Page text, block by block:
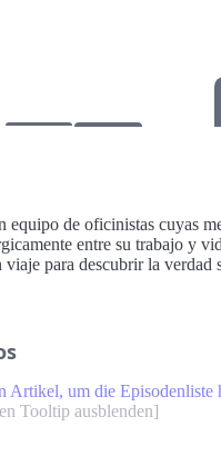
equipo de oficinistas cuyas
entre su trabajo y
viaje para descubrir la
Artikel, um die Episodenliste
Tooltip ausblenden]